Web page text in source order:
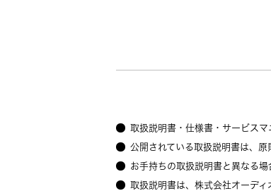
取扱説明書・仕様書・サービスマ
公開されている取扱説明書は、原
お手持ちの取扱説明書と異なる場
取扱説明書は、株式会社オーデ